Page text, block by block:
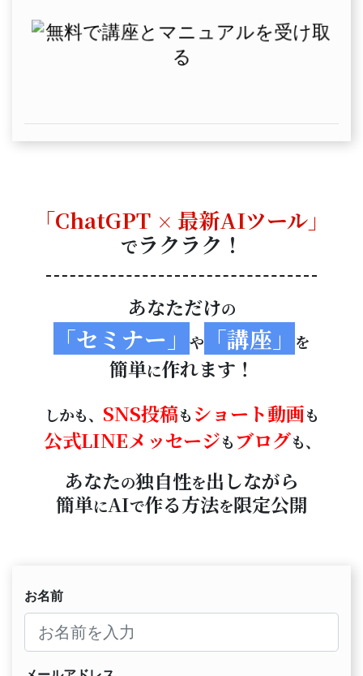
「ChatGPT × 最新AIツール」
でラクラク！
あなただけの
「セミナー」 や 「講座」 を
簡単に作れます！
しかも、 SNS投稿も ショート動画も
公式LINEメッセージも ブログも、
あなたの独自性を出しながら
簡単にAIで作る方法を限定公開
お名前